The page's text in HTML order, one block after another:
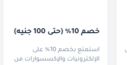
خصم 10% (حتى 100 جنيه)
استمتع بخصم 10% على
الإلكترونيات والإكسسوارات من